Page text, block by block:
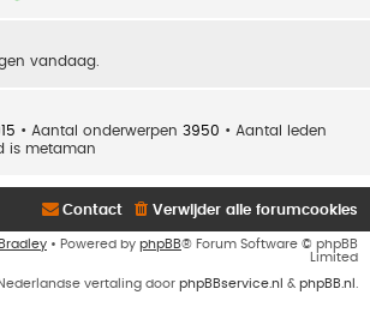
vandaag.
• Aantal onderwerpen 3950 • Aantal leden
is metaman
Verwijder alle forumcookies
Contact
• Powered by phpBB® Forum Software © phpBB
Limited
vertaling door phpBBservice.nl & phpBB.nl